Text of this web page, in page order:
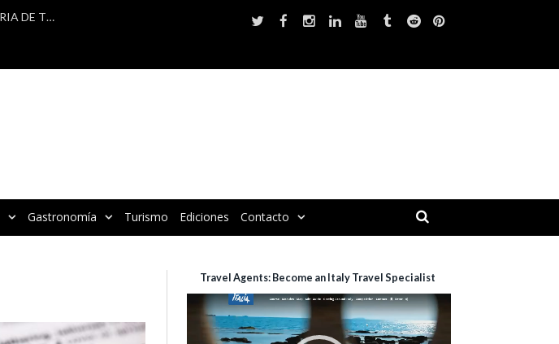
VBRATA PARTICIPA EN WTM LATIN AMERICA 2025, LA FERIA DE TURISMO MÁS IMPORTANTE DE AMÉRICA LATINA
Gastronomía Turismo Ediciones Contacto
Travel Agents: Become an Italy Travel Specialist
Reproductor
vídeo